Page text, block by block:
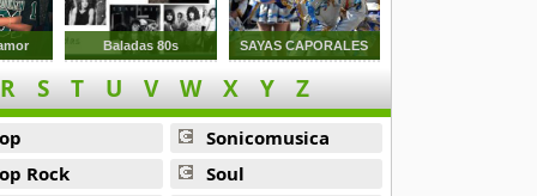
Baladas 80s SAYAS CAPORALES
R S T U V W X Y Z
Rock
Sonicomusica
Soul